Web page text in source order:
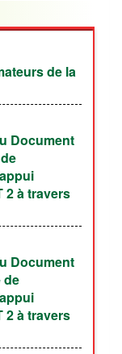
de la
Document
2 à travers
Document
de
2 à travers